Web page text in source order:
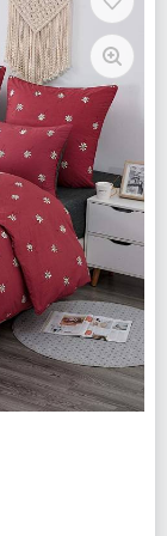
Наволочки 2 шт
Сатин
Бесплатно